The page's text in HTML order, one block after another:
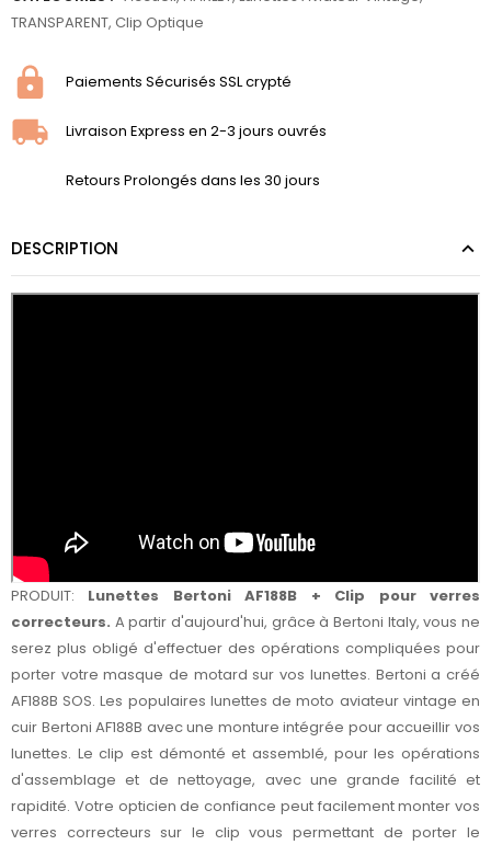
TRANSPARENT, Clip Optique
Paiements Sécurisés SSL crypté
Livraison Express en 2-3 jours ouvrés
Retours Prolongés dans les 30 jours
DESCRIPTION
PRODUIT: Lunettes Bertoni AF188B + Clip pour verres
correcteurs. A partir d'aujourd'hui, grâce à Bertoni Italy, vous ne
serez plus obligé d'effectuer des opérations compliquées pour
porter votre masque de motard sur vos lunettes. Bertoni a créé
AF188B SOS. Les populaires lunettes de moto aviateur vintage en
cuir Bertoni AF188B avec une monture intégrée pour accueillir vos
lunettes. Le clip est démonté et assemblé, pour les opérations
d'assemblage et de nettoyage, avec une grande facilité et
rapidité. Votre opticien de confiance peut facilement monter vos
verres correcteurs sur le clip vous permettant de porter le